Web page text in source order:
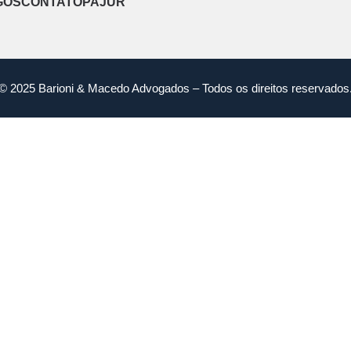
2025 Barioni & Macedo Advogados – Todos os direitos